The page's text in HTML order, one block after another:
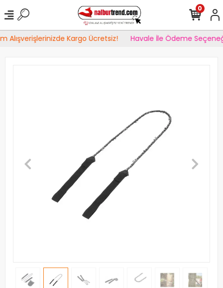
Alışverişlerinizde Kargo Ücretsiz! Havale İle Ödeme
0